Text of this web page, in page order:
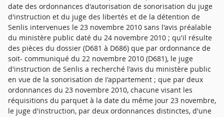
date des ordonnances d'autorisation de sonorisation du juge
d'instruction et du juge des libertés et de la détention de
Senlis intervenues le 23 novembre 2010 sans l'avis préalable
du ministère public daté du 24 novembre 2010 ; qu'il résulte
des pièces du dossier (D681 à D686) que par ordonnance de
soit- communiqué du 22 novembre 2010 (D681), le juge
d'instruction de Senlis a recherché l'avis du ministère public
en vue de la sonorisation de I'appartement ; que par deux
ordonnances du 23 novembre 2010, chacune visant les
réquisitions du parquet à la date du même jour 23 novembre,
le juge d'instruction, par deux ordonnances distinctes, d'une